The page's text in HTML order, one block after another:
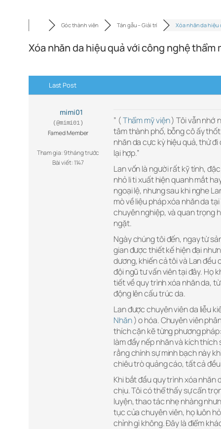
Góc thành viên Tán gẫu – Giải trí Xóa nhăn da hiệu
Xóa nhăn da hiệu quả với công nghệ thẩm
Last Post
mimi01
(@mimi01)
Famed Member
Tham gia: 9 tháng trước
Bài viết: 1147
” (Thẩm mỹ viện) Tôi vẫn nhớ
tâm thành phố, bỗng cô ấy thốt
nhăn da cực kỳ hiệu quả, thử đi
lại hợp.”
Lan vốn là người rất kỹ tính,
nhỏ li ti xuất hiện quanh mắt
ngoại lệ, nhưng sau khi nghe
mò về liệu pháp xóa nhăn da
chuyên nghiệp, và quan trọng
ngặt.
Ngày chúng tôi đến, ngay từ
gian được thiết kế hiện đại
dương, khiến cả tôi và Lan đều
đội ngũ tư vấn viên tại đây. Họ
tiết về quy trình xóa nhăn da,
động lên cấu trúc da.
Lan được chuyên viên da liễu
Nhăn) o hóa. Chuyên viên
thích cặn kẽ từng phương
làm đầy nếp nhăn và kích
rằng chính sự minh bạch này
chiêu trò quảng cáo, tất cả
Khi bắt đầu quy trình xóa
chịu. Tôi có thể thấy sự cẩn
luyện, thao tác nhẹ nhàng
tục của chuyên viên, họ luôn
chỉnh gì không. Đây là điểm